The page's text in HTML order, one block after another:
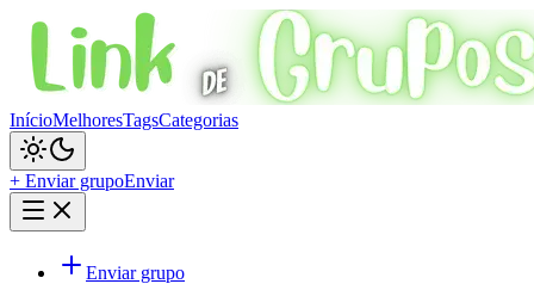
InícioMelhoresTagsCategorias
+ Enviar grupoEnviar
Enviar grupo